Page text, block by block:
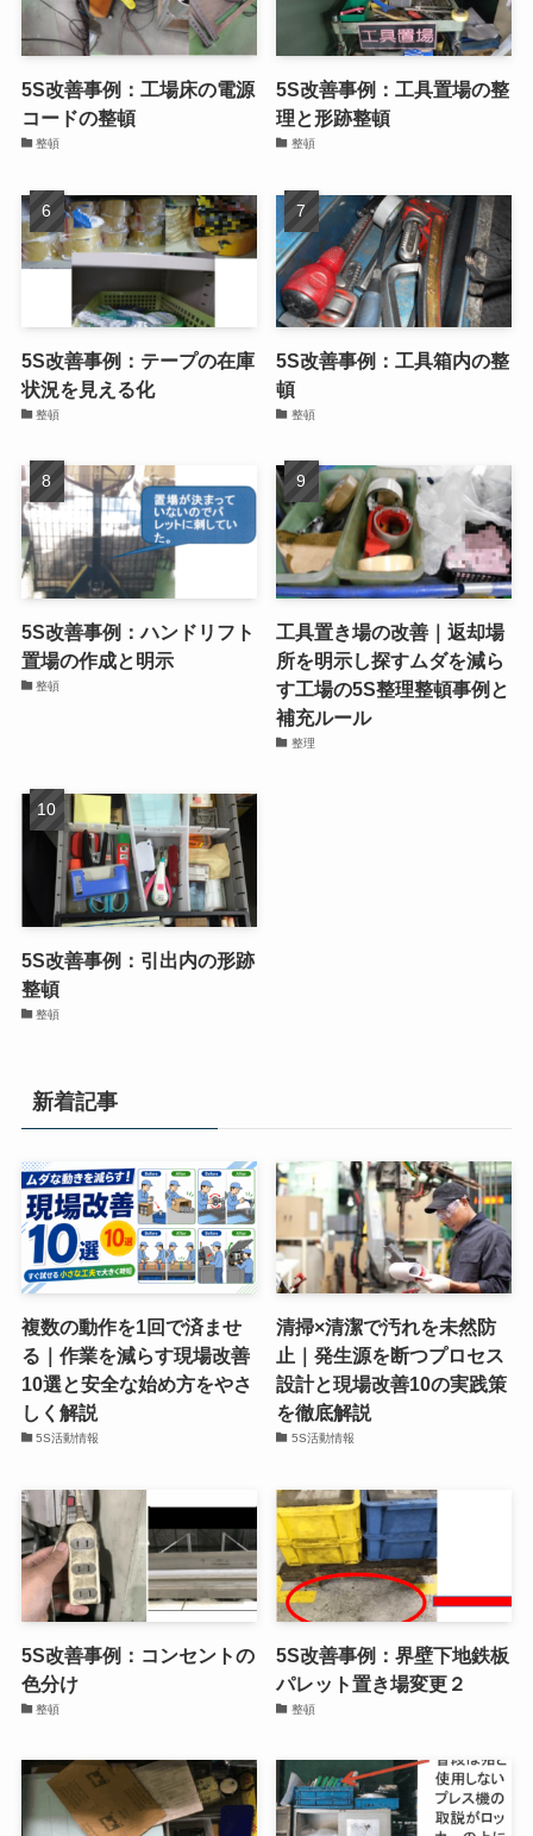
5S改善事例：工場床の電源
コードの整頓
整頓
5S改善事例：工具置場の整
理と形跡整頓
整頓
5S改善事例：テープの在庫
状況を見える化
整頓
5S改善事例：工具箱内の整
頓
整頓
5S改善事例：ハンドリフト
置場の作成と明示
整頓
工具置き場の改善｜返却場
所を明示し探すムダを減ら
す工場の5S整理整頓事例と
補充ルール
整理
5S改善事例：引出内の形跡
整頓
整頓
新着記事
複数の動作を1回で済ませ
る｜作業を減らす現場改善
10選と安全な始め方をやさ
しく解説
5S活動情報
清掃×清潔で汚れを未然防
止｜発生源を断つプロセス
設計と現場改善10の実践策
を徹底解説
5S活動情報
5S改善事例：コンセントの
色分け
整頓
5S改善事例：界壁下地鉄板
パレット置き場変更２
整頓